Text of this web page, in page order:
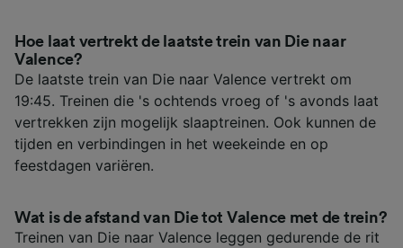
Hoe laat vertrekt de laatste trein van Die naar
Valence?
De laatste trein van Die naar Valence vertrekt om
19:45. Treinen die 's ochtends vroeg of 's avonds laat
vertrekken zijn mogelijk slaaptreinen. Ook kunnen de
tijden en verbindingen in het weekeinde en op
feestdagen variëren.
Wat is de afstand van Die tot Valence met de trein?
Treinen van Die naar Valence leggen gedurende de rit